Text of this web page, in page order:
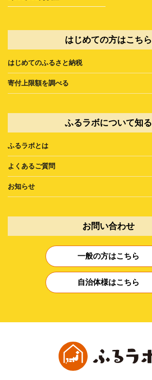
はじめての方はこちら
はじめてのふるさと納税
寄付上限額を調べる
ふるラボについて知る
ふるラボとは
よくあるご質問
お知らせ
お問い合わせ
一般の方はこちら
自治体様はこちら